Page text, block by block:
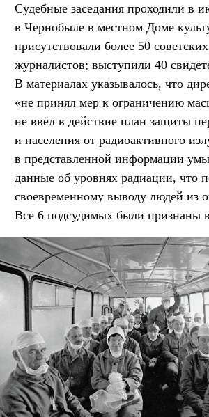
Судебные заседания проходили в
в Чернобыле в местном Доме
присутствовали более 50
журналистов; выступили 40
В материалах указывалось, что
«не принял мер к ограничению
не ввёл в действие план защиты
и населения от радиоактивного
в представленной информации
данные об уровнях радиации, что
своевременному выводу людей из
Все 6 подсудимых были признаны